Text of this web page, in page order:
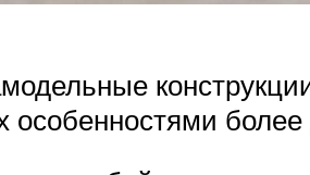
особенностями более